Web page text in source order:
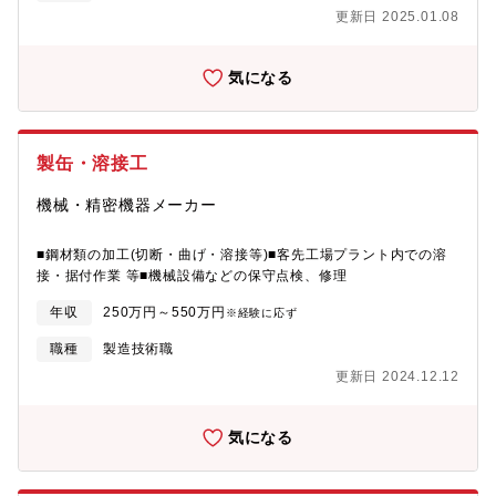
り育成・フォロ一するのでご安心下さい。入社3年程度である程度
更新日 2025.01.08
気になる
製缶・溶接工
機械・精密機器メーカー
■鋼材類の加工(切断・曲げ・溶接等)■客先工場プラント内での溶
接・据付作業 等■機械設備などの保守点検、修理
年収 250万円～550万円 ※経験に応ず
職種
製造技術職
更新日 2024.12.12
気になる